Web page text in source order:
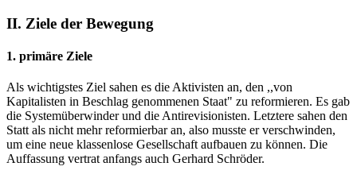
II. Ziele der Bewegung
1. primäre Ziele
Als wichtigstes Ziel sahen es die Aktivisten an, den ,,von
Kapitalisten in Beschlag genommenen Staat" zu reformieren. Es gab
die Systemüberwinder und die Antirevisionisten. Letztere sahen den
Statt als nicht mehr reformierbar an, also musste er verschwinden,
um eine neue klassenlose Gesellschaft aufbauen zu können. Die
Auffassung vertrat anfangs auch Gerhard Schröder.